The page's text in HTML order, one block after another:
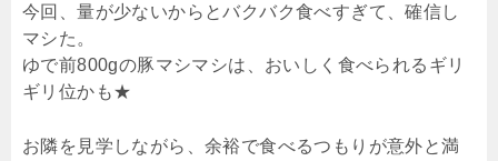
今回、量が少ないからとバクバク食べすぎて、確信し
マシた。
ゆで前800gの豚マシマシは、おいしく食べられるギリ
ギリ位かも★
お隣を見学しながら、余裕で食べるつもりが意外と満